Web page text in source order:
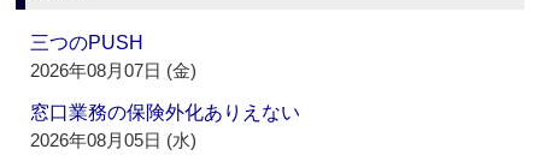
三つのPUSH
2026年08月07日 (金)
窓口業務の保険外化ありえない
2026年08月05日 (水)